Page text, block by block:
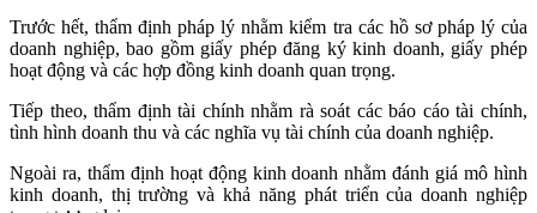
Trước hết, thẩm định pháp lý nhằm kiểm tra các hồ sơ pháp lý của
doanh nghiệp, bao gồm giấy phép đăng ký kinh doanh, giấy phép
hoạt động và các hợp đồng kinh doanh quan trọng.
Tiếp theo, thẩm định tài chính nhằm rà soát các báo cáo tài chính,
tình hình doanh thu và các nghĩa vụ tài chính của doanh nghiệp.
Ngoài ra, thẩm định hoạt động kinh doanh nhằm đánh giá mô hình
kinh doanh, thị trường và khả năng phát triển của doanh nghiệp